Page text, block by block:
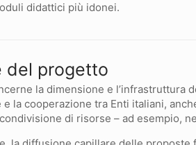
didattici più idonei.
del progetto
la dimensione e l’infrastruttura
la cooperazione tra Enti italiani,
di risorse – ad esempio,